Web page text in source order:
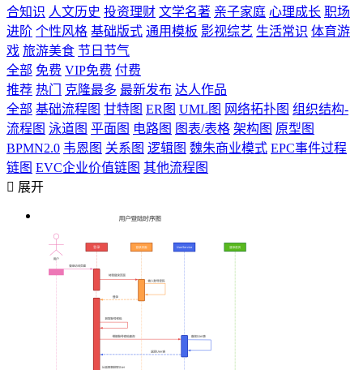
合知识 人文历史 投资理财 文学名著 亲子家庭 心理成长 职场
进阶 个性风格 基础版式 通用模板 影视综艺 生活常识 体育游
戏 旅游美食 节日节气
全部 免费 VIP免费 付费
推荐 热门 克隆最多 最新发布 达人作品
全部 基础流程图 甘特图 ER图 UML图 网络拓扑图 组织结构-
流程图 泳道图 平面图 电路图 图表/表格 架构图 原型图
BPMN2.0 韦恩图 关系图 逻辑图 魏朱商业模式 EPC事件过程
链图 EVC企业价值链图 其他流程图
 展开